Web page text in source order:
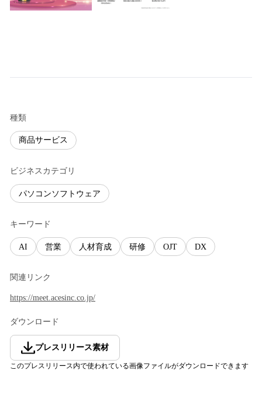
種類
商品サービス
ビジネスカテゴリ
パソコンソフトウェア
キーワード
AI 営業 人材育成 研修 OJT DX
関連リンク
https://meet.acesinc.co.jp/
ダウンロード
プレスリリース素材
このプレスリリース内で使われている画像ファイルがダウンロードできます